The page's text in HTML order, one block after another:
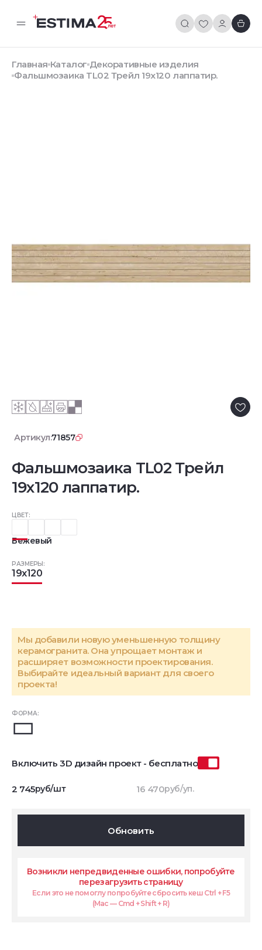
Главная Каталог Декоративные изделия
Фальшмозаика TL02 Трейл 19x120 лаппатир.
Артикул:71857
Фальшмозаика TL02 Трейл
19x120 лаппатир.
ЦВЕТ:
Бежевый
ФОРМА:
РАЗМЕРЫ:
19x120
Мы добавили новую уменьшенную толщину
керамогранита. Она упрощает монтаж и
расширяет возможности проектирования.
Выбирайте идеальный вариант для своего
проекта!
Включить 3D дизайн проект - бесплатно
2 745руб/шт 16 470руб/уп.
Обновить
Возникли непредвиденные ошибки, попробуйте
перезагрузить страницу
Если это не помоглу попробуйте сбросить кеш Ctrl + F5
(Mac — Cmd + Shift + R)